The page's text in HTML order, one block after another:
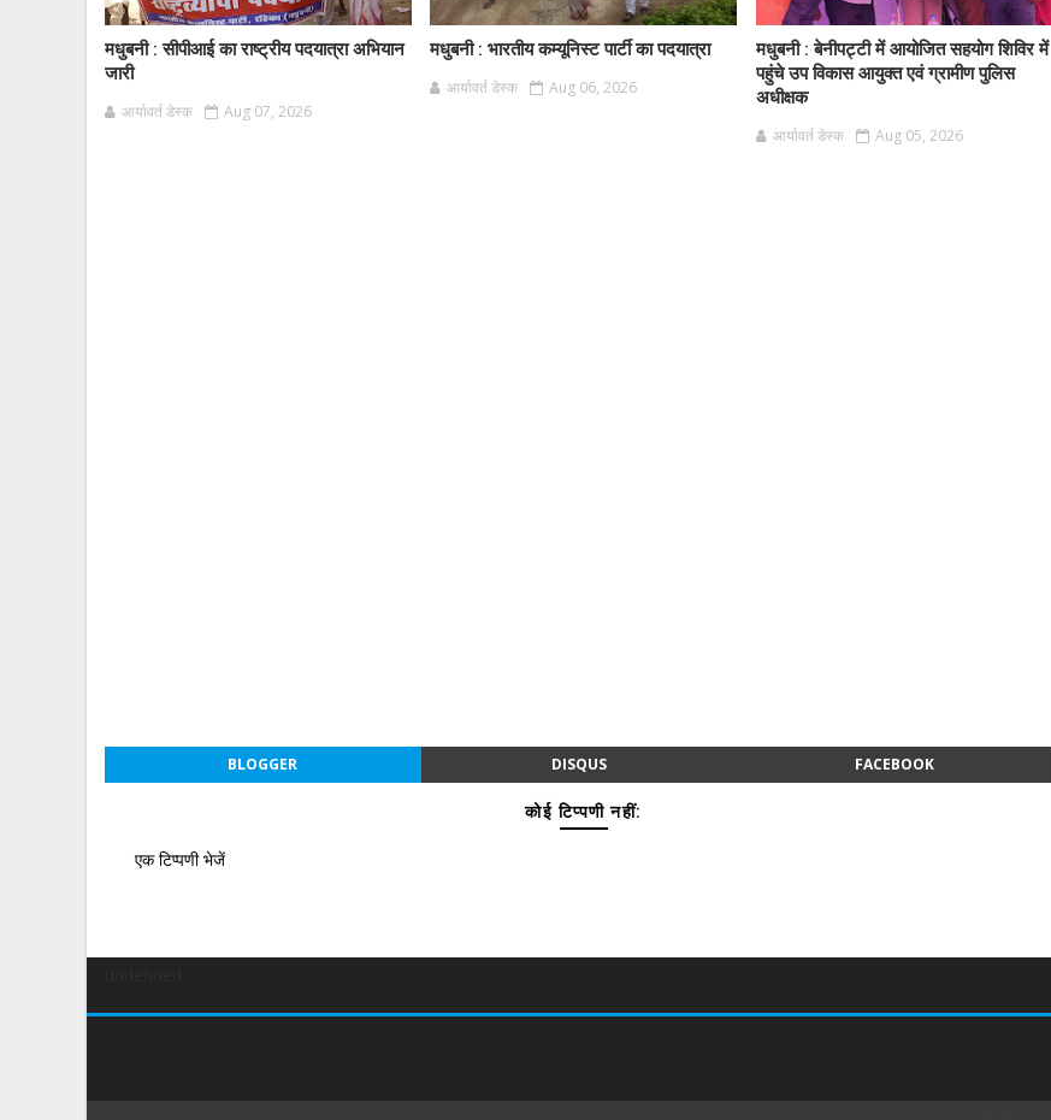
मधुबनी : सीपीआई का राष्ट्रीय पदयात्रा अभियान
जारी
आर्यावर्त डेस्क Aug 07, 2026
मधुबनी : भारतीय कम्यूनिस्ट पार्टी का पदयात्रा
आर्यावर्त डेस्क Aug 06, 2026
मधुबनी : बेनीपट्टी में आयोजित सहयोग शिविर में
पहुंचे उप विकास आयुक्त एवं ग्रामीण पुलिस
अधीक्षक
आर्यावर्त डेस्क Aug 05, 2026
BLOGGER DISQUS FACEBOOK
कोई टिप्पणी नहीं:
एक टिप्पणी भेजें